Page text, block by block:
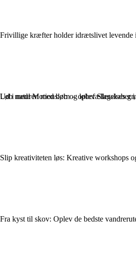
Frivillige kræfter holder idrætslivet levende
Ud i naturen med børn – oplev Slagelses
Slip kreativiteten løs: Kreative workshops
Fra kyst til skov: Oplev de bedste
Løb med! Motionsløb og løbefællesskaber i